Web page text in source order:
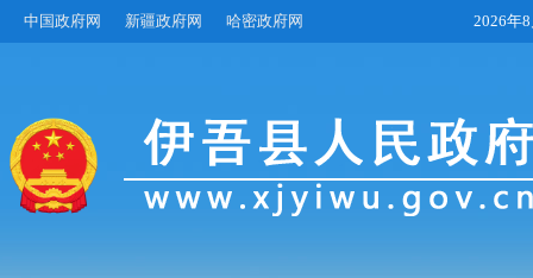
中国政府网 新疆政府网 哈密政府网 2026年